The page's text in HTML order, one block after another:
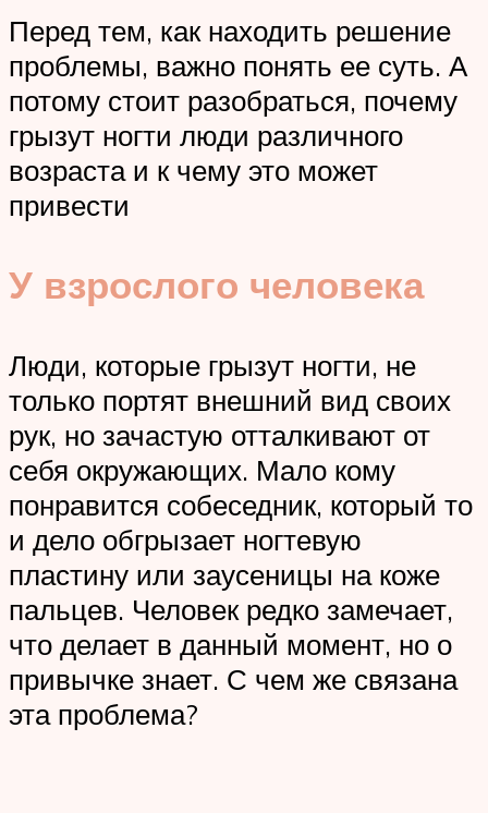
Перед тем, как находить решение
проблемы, важно понять ее суть. А
потому стоит разобраться, почему
грызут ногти люди различного
возраста и к чему это может
привести
У взрослого человека
Люди, которые грызут ногти, не
только портят внешний вид своих
рук, но зачастую отталкивают от
себя окружающих. Мало кому
понравится собеседник, который то
и дело обгрызает ногтевую
пластину или заусеницы на коже
пальцев. Человек редко замечает,
что делает в данный момент, но о
привычке знает. С чем же связана
эта проблема?